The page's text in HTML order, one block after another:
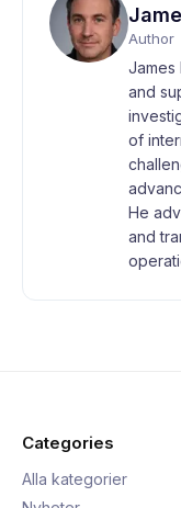
Author
James
and
of
He
and
Categories
Alla kategorier